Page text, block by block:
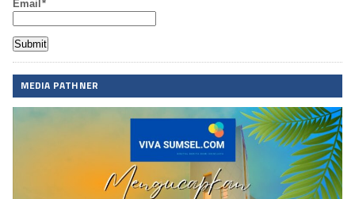
Email*
MEDIA PATHNER